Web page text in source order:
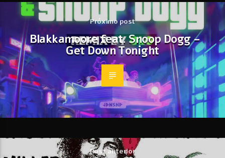
Próximo post
Blakkamoore feat. Snoop Dogg –
Get Down Tonight
Post anterior